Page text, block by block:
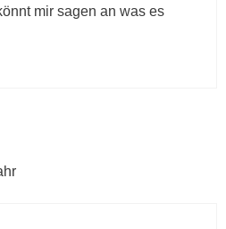
mir sagen an was es